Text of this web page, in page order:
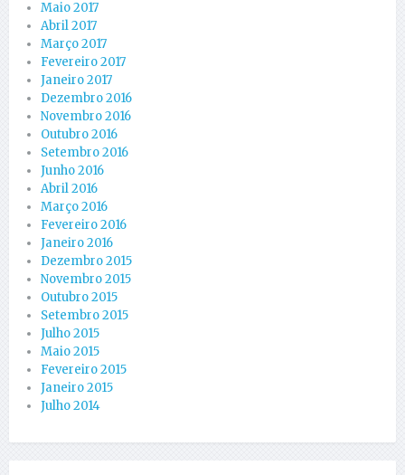
Maio 2017
Abril 2017
Março 2017
Fevereiro 2017
Janeiro 2017
Dezembro 2016
Novembro 2016
Outubro 2016
Setembro 2016
Junho 2016
Abril 2016
Março 2016
Fevereiro 2016
Janeiro 2016
Dezembro 2015
Novembro 2015
Outubro 2015
Setembro 2015
Julho 2015
Maio 2015
Fevereiro 2015
Janeiro 2015
Julho 2014